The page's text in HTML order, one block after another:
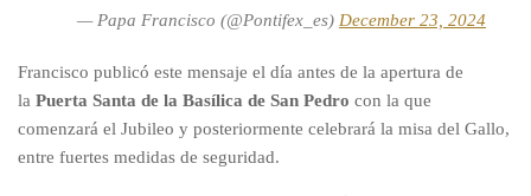
— Papa Francisco (@Pontifex_es) December 23, 2024
Francisco publicó este mensaje el día antes de la apertura de
la Puerta Santa de la Basílica de San Pedro con la que
comenzará el Jubileo y posteriormente celebrará la misa del Gallo,
entre fuertes medidas de seguridad.